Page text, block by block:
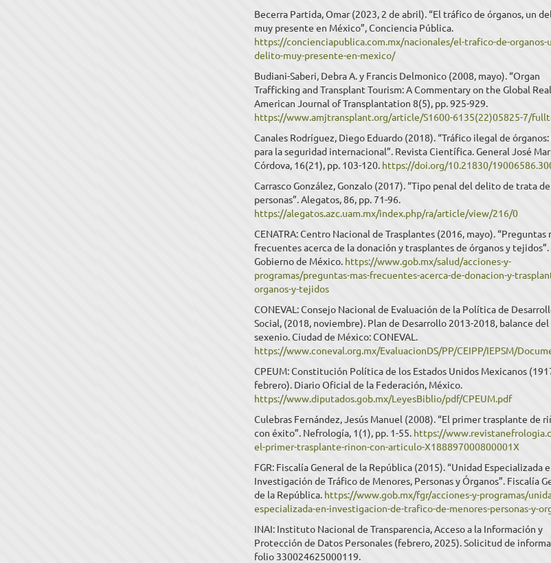
Becerra Partida, Omar (2023, 2 de abril). “El tráfico de órganos, un
muy presente en México”, Conciencia Pública.
https://concienciapublica.com.mx/nacionales/el-trafico-de-organos-
delito-muy-presente-en-mexico/
Budiani-Saberi, Debra A. y Francis Delmonico (2008, mayo). “Organ
Trafficking and Transplant Tourism: A Commentary on the Global
American Journal of Transplantation 8(5), pp. 925-929.
https://www.amjtransplant.org/article/S1600-6135(22)05825-7/
Canales Rodríguez, Diego Eduardo (2018). “Tráfico ilegal de
para la seguridad internacional”. Revista Científica. General José
Córdova, 16(21), pp. 103-120. https://doi.org/10.21830/
Carrasco González, Gonzalo (2017). “Tipo penal del delito de trata de
personas”. Alegatos, 86, pp. 71-96.
https://alegatos.azc.uam.mx/index.php/ra/article/view/216/0
CENATRA: Centro Nacional de Trasplantes (2016, mayo). “Preguntas
frecuentes acerca de la donación y trasplantes de órganos y tejidos”.
Gobierno de México. https://www.gob.mx/salud/acciones-y-
programas/preguntas-mas-frecuentes-acerca-de-donacion-y-
organos-y-tejidos
CONEVAL: Consejo Nacional de Evaluación de la Política de
Social, (2018, noviembre). Plan de Desarrollo 2013-2018, balance del
sexenio. Ciudad de México: CONEVAL.
https://www.coneval.org.mx/EvaluacionDS/PP/CEIPP/IEPSM/
CPEUM: Constitución Política de los Estados Unidos Mexicanos
febrero). Diario Oficial de la Federación, México.
https://www.diputados.gob.mx/LeyesBiblio/pdf/CPEUM.pdf
Culebras Fernández, Jesús Manuel (2008). “El primer trasplante de
con éxito”. Nefrología, 1(1), pp. 1-55. https://
el-primer-trasplante-rinon-con-articulo-X188897000800001X
FGR: Fiscalía General de la República (2015). “Unidad Especializada
Investigación de Tráfico de Menores, Personas y Órganos”. Fiscalía
de la República. https://www.gob.mx/fgr/acciones-y-programas/
especializada-en-investigacion-de-trafico-de-menores-personas-y-
INAI: Instituto Nacional de Transparencia, Acceso a la Información y
Protección de Datos Personales (febrero, 2025). Solicitud de
folio 330024625000119.